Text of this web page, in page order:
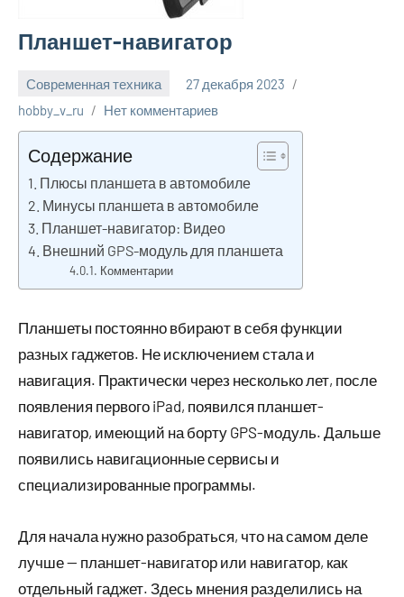
Планшет-навигатор
Современная техника
27 декабря 2023
hobby_v_ru
Нет комментариев
Содержание
Плюсы планшета в автомобиле
Минусы планшета в автомобиле
Планшет-навигатор: Видео
Внешний GPS-модуль для планшета
Комментарии
Планшеты постоянно вбирают в себя функции
разных гаджетов. Не исключением стала и
навигация. Практически через несколько лет, после
появления первого iPad, появился планшет-
навигатор, имеющий на борту GPS-модуль. Дальше
появились навигационные сервисы и
специализированные программы.
Для начала нужно разобраться, что на самом деле
лучше — планшет-навигатор или навигатор, как
отдельный гаджет. Здесь мнения разделились на